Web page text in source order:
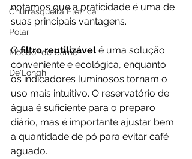
Churrasqueira Elétrica
Polar
Moedor de Carne
De'Longhi
notamos que a praticidade é uma de
suas principais vantagens.
O filtro reutilizável é uma solução
conveniente e ecológica, enquanto
os indicadores luminosos tornam o
uso mais intuitivo. O reservatório de
água é suficiente para o preparo
diário, mas é importante ajustar bem
a quantidade de pó para evitar café
aguado.